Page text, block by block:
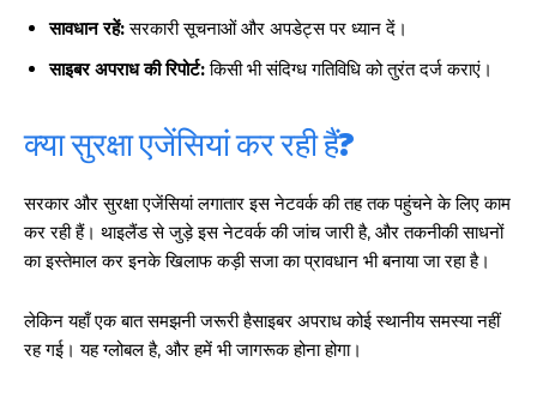
सावधान रहें:सरकारी सूचनाओं और अपडेट्स पर ध्यान दें।
साइबर अपराध की रिपोर्ट:किसी भी संदिग्ध गतिविधि को तुरंत दर्ज कराएं।
क्या सुरक्षा एजेंसियां कर रही हैं?
सरकार और सुरक्षा एजेंसियां लगातार इस नेटवर्क की तह तक पहुंचने के लिए काम
कर रही हैं। थाइलैंड से जुड़े इस नेटवर्क की जांच जारी है, और तकनीकी साधनों
का इस्तेमाल कर इनके खिलाफ कड़ी सजा का प्रावधान भी बनाया जा रहा है।
लेकिन यहाँ एक बात समझनी जरूरी हैसाइबर अपराध कोई स्थानीय समस्या नहीं
रह गई। यह ग्लोबल है, और हमें भी जागरूक होना होगा।